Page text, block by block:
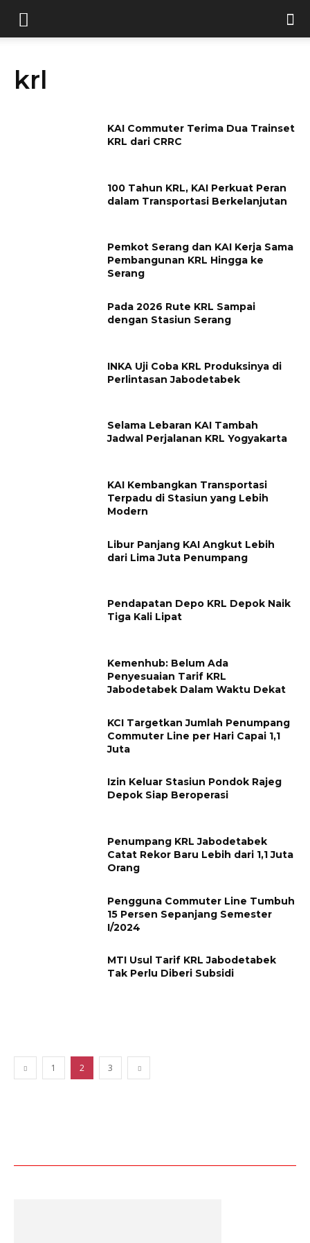
krl
KAI Commuter Terima Dua Trainset
KRL dari CRRC
100 Tahun KRL, KAI Perkuat Peran
dalam Transportasi Berkelanjutan
Pemkot Serang dan KAI Kerja Sama
Pembangunan KRL Hingga ke
Serang
Pada 2026 Rute KRL Sampai
dengan Stasiun Serang
INKA Uji Coba KRL Produksinya di
Perlintasan Jabodetabek
Selama Lebaran KAI Tambah
Jadwal Perjalanan KRL Yogyakarta
KAI Kembangkan Transportasi
Terpadu di Stasiun yang Lebih
Modern
Libur Panjang KAI Angkut Lebih
dari Lima Juta Penumpang
Pendapatan Depo KRL Depok Naik
Tiga Kali Lipat
Kemenhub: Belum Ada
Penyesuaian Tarif KRL
Jabodetabek Dalam Waktu Dekat
KCI Targetkan Jumlah Penumpang
Commuter Line per Hari Capai 1,1
Juta
Izin Keluar Stasiun Pondok Rajeg
Depok Siap Beroperasi
Penumpang KRL Jabodetabek
Catat Rekor Baru Lebih dari 1,1 Juta
Orang
Pengguna Commuter Line Tumbuh
15 Persen Sepanjang Semester
I/2024
MTI Usul Tarif KRL Jabodetabek
Tak Perlu Diberi Subsidi
1 2 3